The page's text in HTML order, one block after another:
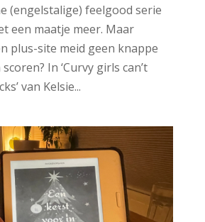
(engelstalige) feelgood serie
een maatje meer. Maar
plus-site meid geen knappe
In ‘Curvy girls can’t
van Kelsie...